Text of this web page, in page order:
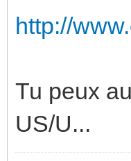
http://
Tu peux
US/U...